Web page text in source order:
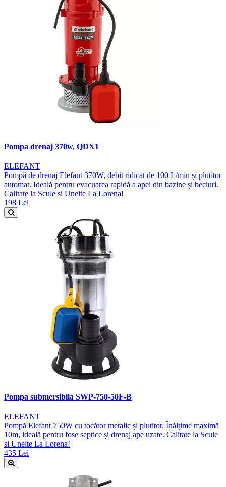
Pompa drenaj 370w, QDX1
ELEFANT
Pompă de drenaj Elefant 370W, debit ridicat de 100 L/min și plutitor
automat. Ideală pentru evacuarea rapidă a apei din bazine și beciuri.
Calitate la Scule si Unelte La Lorena!
198 Lei
Pompa submersibila SWP-750-50F-B
ELEFANT
Pompă Elefant 750W cu tocător metalic și plutitor. Înălțime maximă
10m, ideală pentru fose septice și drenaj ape uzate. Calitate la Scule
si Unelte La Lorena!
435 Lei